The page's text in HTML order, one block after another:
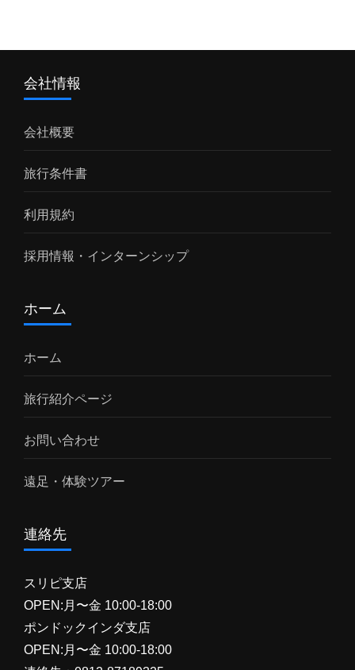
会社情報
会社概要
旅行条件書
利用規約
採用情報・インターンシップ
ホーム
ホーム
旅行紹介ページ
お問い合わせ
遠足・体験ツアー
連絡先
スリピ支店
OPEN:月〜金 10:00-18:00
ポンドックインダ支店
OPEN:月〜金 10:00-18:00